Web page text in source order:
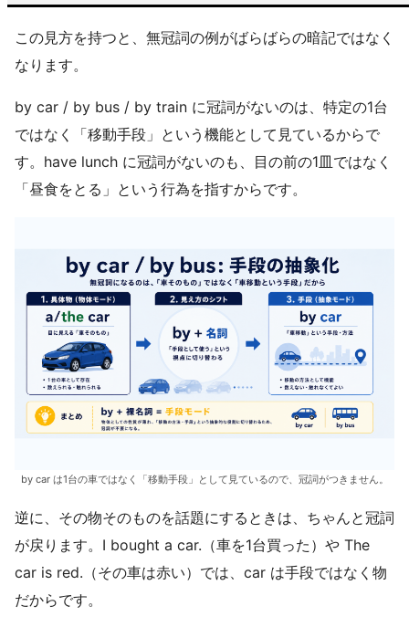
この見方を持つと、無冠詞の例がばらばらの暗記ではなく
なります。
by car / by bus / by train に冠詞がないのは、特定の1台
ではなく「移動手段」という機能として見ているからで
す。have lunch に冠詞がないのも、目の前の1皿ではなく
「昼食をとる」という行為を指すからです。
by car は1台の車ではなく「移動手段」として見ているので、冠詞がつきません。
逆に、その物そのものを話題にするときは、ちゃんと冠詞
が戻ります。I bought a car.（車を1台買った）や The
car is red.（その車は赤い）では、car は手段ではなく物
だからです。